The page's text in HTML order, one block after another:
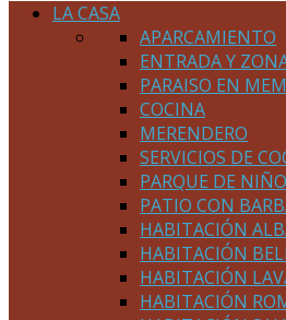
LA CASA
APARCAMIENTO
ENTRADA Y
PARAISO EN
COCINA
MERENDERO
SERVICIOS DE
PARQUE DE
PATIO CON
HABITACIÓN
HABITACIÓN
HABITACIÓN
HABITACIÓN